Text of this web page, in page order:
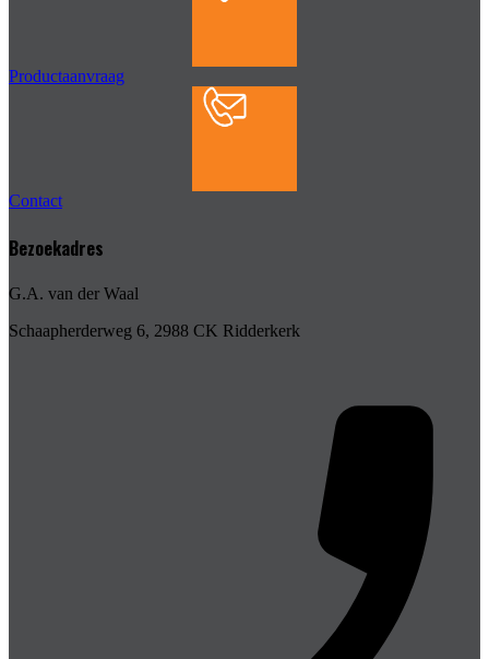
Productaanvraag
Contact
Bezoekadres
G.A. van der Waal
Schaapherderweg 6, 2988 CK Ridderkerk